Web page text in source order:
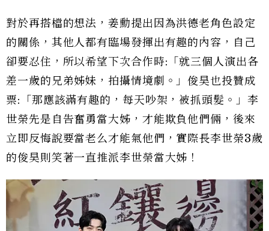
對於再搭檔的想法，姜勳提出因為洪德老角色設定
的關係，其他人都有臨場發揮出有趣的內容，自己
卻要忍住，所以希望下次合作時:「就三個人演出各
差一歲的兄弟姊妹，拍攝情境劇。」俊昊也投贊成
票:「那應該滿有趣的，每天吵架，被抓頭髮。」李
世榮先是自告奮勇當大姊，才能欺負他們倆，後來
立即反悔說要當老么才能氣他們，實際長李世榮3歲
的俊昊則笑著一直推派李世榮當大姊！